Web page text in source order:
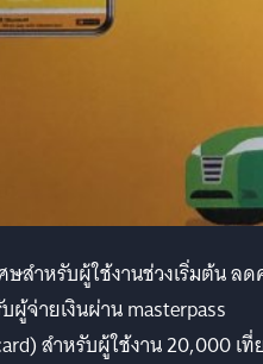
สำหรับผู้ใช้งานช่วงเริ่มต้น ลด
จ่ายเงินผ่าน masterpass
สำหรับผู้ใช้งาน 20,000 เที่